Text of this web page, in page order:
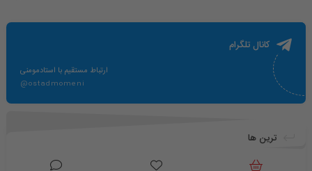
کانال تلگرام
ارتباط مستقیم با استادمومنی
@ostadmomeni
ترین ها